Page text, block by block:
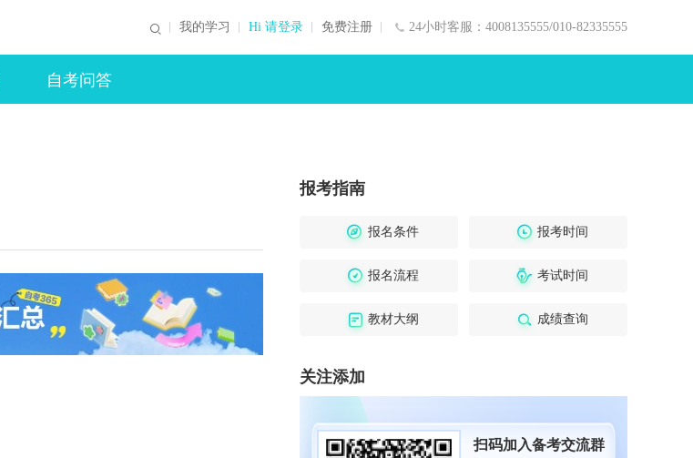
24小时客服：4008135555/010-82335555
我的学习 Hi 请登录 免费注册
自考问答
报考指南
报名条件 报考时间
报名流程 考试时间
教材大纲 成绩查询
关注添加
扫码加入备考交流群